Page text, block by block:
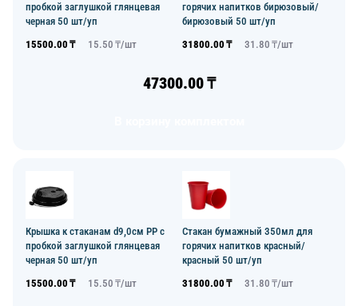
пробкой заглушкой глянцевая
черная 50 шт/уп
15500.00 ₸ 15.50 ₸/шт
горячих напитков бирюзовый/
бирюзовый 50 шт/уп
31800.00 ₸ 31.80 ₸/шт
47300.00₸
Крышка к стаканам d9,0см PP с
пробкой заглушкой глянцевая
черная 50 шт/уп
15500.00 ₸ 15.50 ₸/шт
Стакан бумажный 350мл для
горячих напитков красный/
красный 50 шт/уп
31800.00 ₸ 31.80 ₸/шт